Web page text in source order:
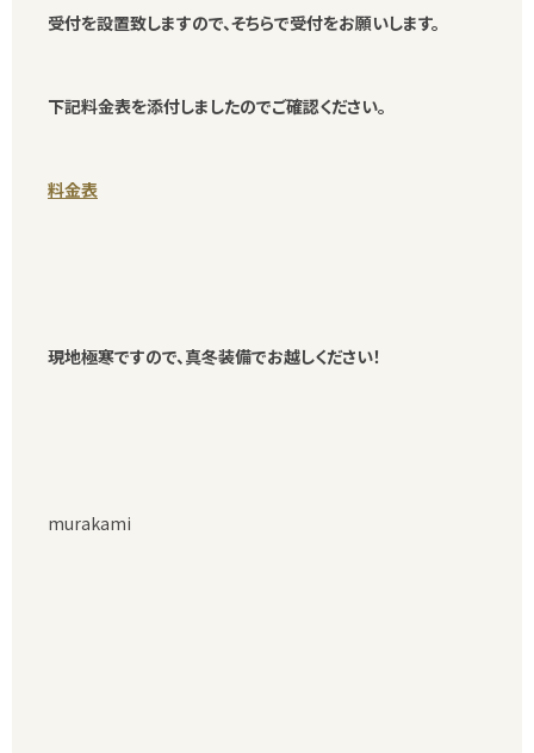
受付を設置致しますので、そちらで受付をお願いします。
下記料金表を添付しましたのでご確認ください。
料金表
現地極寒ですので、真冬装備でお越しください！
murakami